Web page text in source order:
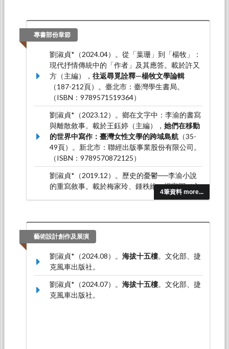
專書部份章節
4筆資料 more...
劉淑貞*（2024.04）。從「葉珊」到「楊牧」：
現代抒情傳統中的「作者」及其應答。載於許又
方（主編）， 往返尋覓詮釋—楊牧文學論輯
（187-212頁）。臺北市：臺灣學生書局。
（ISBN：9789571519364）
劉淑貞*（2023.12）。鄉在文字中：李渝的書寫
與離散敘事。載於王鈺婷（主編）， 她們在移動
的世界中寫作：臺灣女性文學的跨域島航 （35-
49頁）。新北市：聯經出版事業股份有限公司。
（ISBN：9789570872125）
劉淑貞*（2019.12）。歷史的憂鬱──李渝小說
的重寫敘事。載於梅家玲、鍾秩維、楊富閔（主
臺灣現當代作家研究資料彙編．118．李
劉淑貞*（2019.01）。魘的監看：「二二八」及
焦：東亞圖像與影像論 （303-338頁）。臺中
市：國立中興大學。（ISBN：978-986-05-
7926-0）
藝術設計創作及展演
劉淑貞*（2024.08）。 海拔十五樓。文化部、捷
克風車出版社。
劉淑貞*（2024.07）。 海拔十五樓。文化部、捷
克風車出版社。